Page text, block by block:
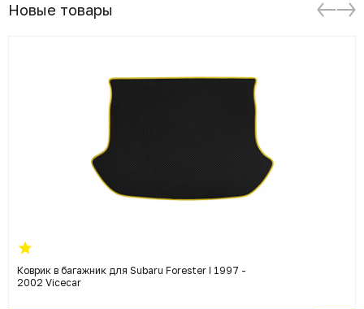
Новые товары
Коврик в багажник для Subaru Forester I 1997 -
2002 Vicecar